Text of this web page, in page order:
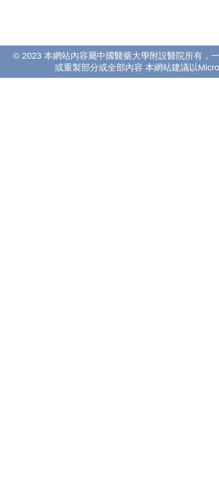
© 2023 本網站內容屬中國醫藥大學附設醫院所有，
或重製部分或全部內容 本網站建議以